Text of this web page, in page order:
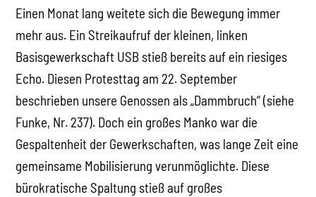
Einen Monat lang weitete sich die Bewegung immer
mehr aus. Ein Streikaufruf der kleinen, linken
Basisgewerkschaft USB stieß bereits auf ein riesiges
Echo. Diesen Protesttag am 22. September
beschrieben unsere Genossen als „Dammbruch“ (siehe
Funke, Nr. 237). Doch ein großes Manko war die
Gespaltenheit der Gewerkschaften, was lange Zeit eine
gemeinsame Mobilisierung verunmöglichte. Diese
bürokratische Spaltung stieß auf großes